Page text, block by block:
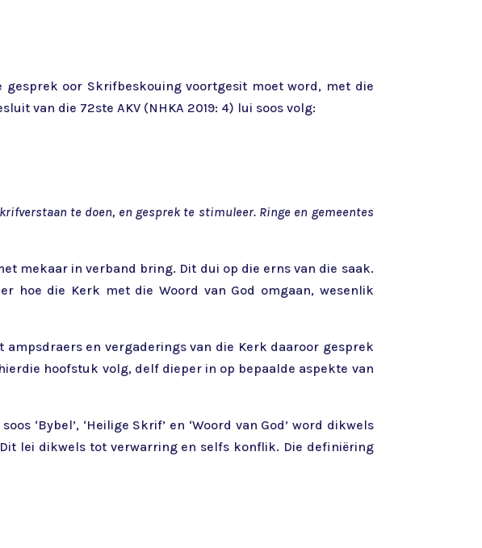
gesprek oor Skrifbeskouing voortgesit moet word, met die
van die 72ste AKV (NHKA 2019: 4) lui soos volg:
te doen, en gesprek te stimuleer. Ringe en gemeentes
mekaar in verband bring. Dit dui op die erns van die saak.
hoe die Kerk met die Woord van God omgaan, wesenlik
en vergaderings van die Kerk daaroor gesprek
hoofstuk volg, delf dieper in op bepaalde aspekte van
‘Bybel’, ‘Heilige Skrif’ en ‘Woord van God’ word dikwels
lei dikwels tot verwarring en selfs konflik. Die definiëring